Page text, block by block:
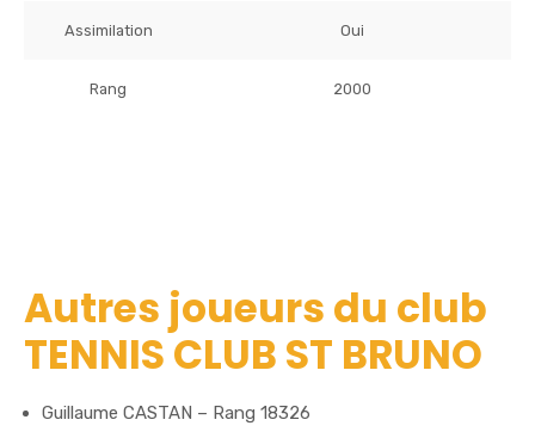
Assimilation Oui
Rang 2000
Autres joueurs du club
TENNIS CLUB ST BRUNO
Guillaume CASTAN – Rang 18326